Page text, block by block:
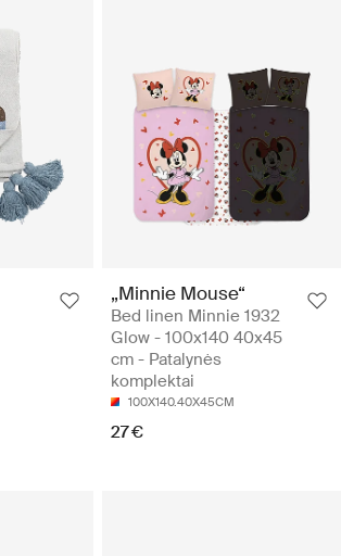
„Minnie Mouse“
Bed linen Minnie 1932
Glow - 100x140 40x45
cm - Patalynės
komplektai
100X140.40X45CM
27 €